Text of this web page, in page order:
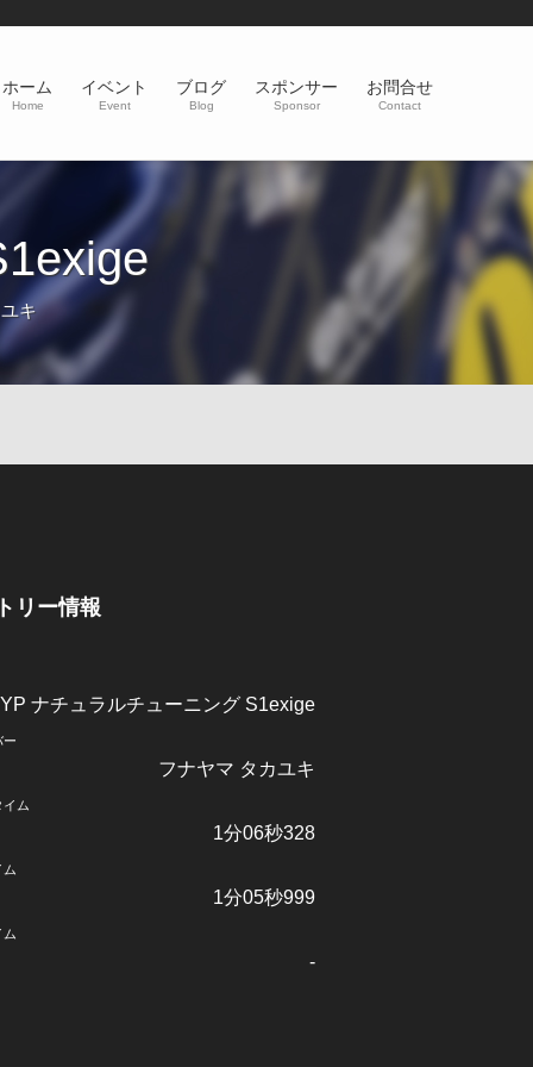
ホーム
Home
イベント
Event
ブログ
Blog
スポンサー
Sponsor
お問合せ
Contact
キ
リー情報
ナチュラルチューニング S1exige
ー
フナヤマ タカユキ
イム
1分06秒328
ム
1分05秒999
ム
-